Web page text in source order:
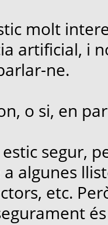
molt
artificial, i
ne.
o si, en
segur,
algunes
etc.